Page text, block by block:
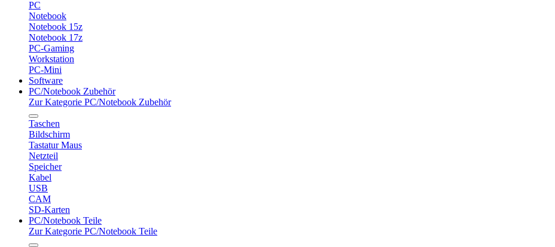
PC
Notebook
Notebook 15z
Notebook 17z
PC-Gaming
Workstation
PC-Mini
Software
PC/Notebook Zubehör
Zur Kategorie PC/Notebook Zubehör
Taschen
Bildschirm
Tastatur Maus
Netzteil
Speicher
Kabel
USB
CAM
SD-Karten
PC/Notebook Teile
Zur Kategorie PC/Notebook Teile